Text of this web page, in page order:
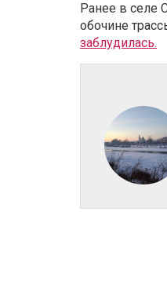
Ранее в селе
обочине
заблудилась.